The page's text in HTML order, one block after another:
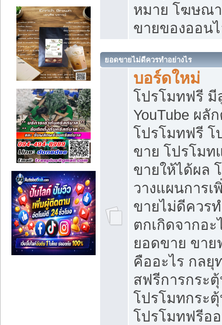
หมาย โฆษณ
ขายของออน
ยอดขายไม่ดีควรทำอย่างไร
บอร์ดใหม่
โปรโมทฟรี มี
YouTube ผลั
โปรโมทฟรี โ
ขาย โปรโมท
ขายให้ได้ผล
วางแผนการ
ขายไม่ดีควร
ตกเกิดจากอะ
ยอดขาย ขาย
คืออะไร กลยุ
สฟรีการกระ
โปรโมทกระ
โปรโมทฟรีอ